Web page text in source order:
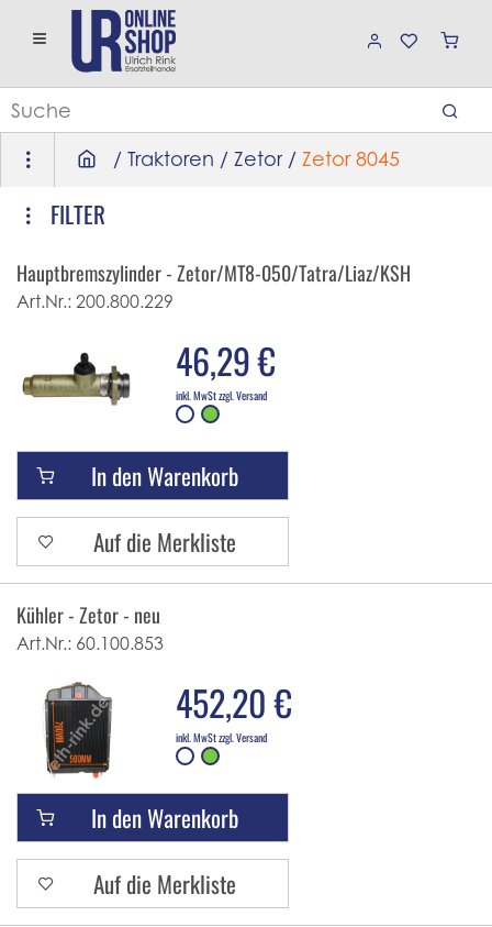
/ Traktoren / Zetor / Zetor 8045
FILTER
Hauptbremszylinder - Zetor/MT8-050/Tatra/Liaz/KSH - Ø 24
Art.Nr.: 200.800.229
46,29 €
inkl. MwSt zzgl. Versand
In den Warenkorb
Auf die Merkliste
Kühler - Zetor - neu
Art.Nr.: 60.100.853
452,20 €
inkl. MwSt zzgl. Versand
In den Warenkorb
Auf die Merkliste